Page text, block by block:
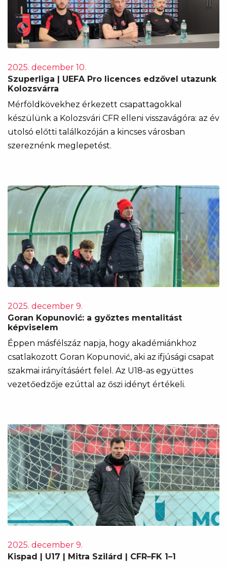
2025. december 10.
Szuperliga | UEFA Pro licences edzővel utazunk
Kolozsvárra
Mérföldkövekhez érkezett csapattagokkal
készülünk a Kolozsvári CFR elleni visszavágóra: az év
utolsó előtti találkozóján a kincses városban
szereznénk meglepetést.
2025. december 9.
Goran Kopunović: a győztes mentalitást
képviselem
Éppen másfélszáz napja, hogy akadémiánkhoz
csatlakozott Goran Kopunović, aki az ifjúsági csapat
szakmai irányításáért felel. Az U18-as együttes
vezetőedzője ezúttal az őszi idényt értékeli.
2025. december 9.
Kispad | U17 | Mitra Szilárd | CFR–FK 1–1